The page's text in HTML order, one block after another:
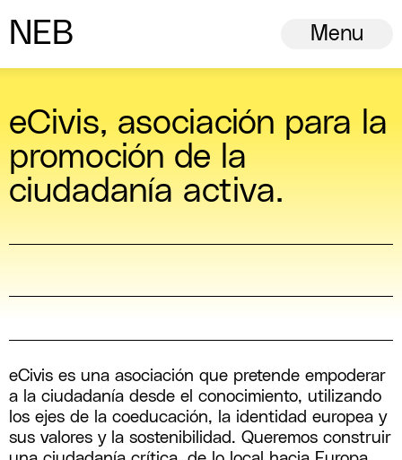
N ew
European
B Menu
eCivis, asociación para la
promoción de la
ciudadanía activa.
eCivis es una asociación que pretende empoderar
a la ciudadanía desde el conocimiento, utilizando
los ejes de la coeducación, la identidad europea y
sus valores y la sostenibilidad. Queremos construir